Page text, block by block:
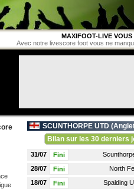
MAXIFOOT-LIVE
Avec notre livescore foot vous ne
SCUNTHORPE UTD (
Bilan sur les 30 derniers
31/07 Fini
28/07 Fini North
18/07 Fini Spalding